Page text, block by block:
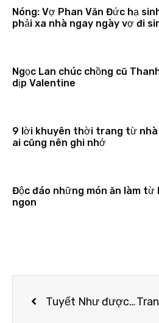
Nóng: Vợ Phan Văn Đức hạ
phải xa nhà ngay ngày vợ đi
Ngọc Lan chúc chồng cũ
dịp Valentine
9 lời khuyên thời trang từ nhà
ai cũng nên ghi nhớ
Độc đáo những món ăn làm từ
ngon
Tuyết Như được Siêu Mẫu Minh Tú chia sẻ hào quang vedette